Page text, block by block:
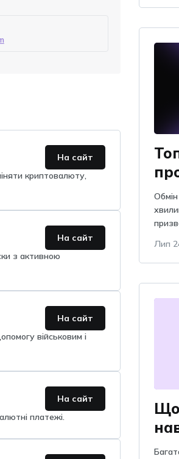
На сайт
криптовалюту,
На сайт
з активною
На сайт
військовим і
На сайт
платежі.
Лип
Що